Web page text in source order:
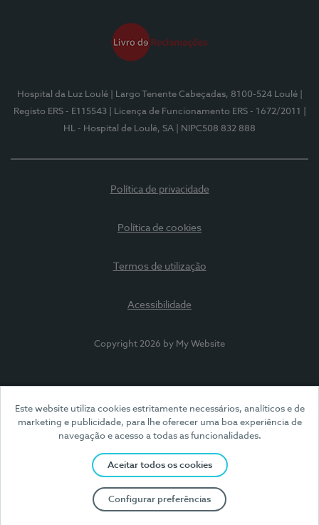
Este website utiliza cookies estritamente necessários, analíticos e de
marketing e publicidade, para lhe oferecer uma boa experiência de
navegação e acesso a todas as funcionalidades.
Aceitar todos os cookies
Configurar preferências
Hospital da Luz Loulé | Largo Tenente Cabeçadas, 8100-524 Loulé
Registo ERS - E115543
| Licença de Funcionamento ERS - 1672/2011
HL - Hospital de Loulé, SA
| NIPC508 832 888
Política de privacidade
Política de cookies
Termos de utilização
Acessibilidade
Copyright 2026 by My Website